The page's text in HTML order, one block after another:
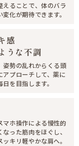
えることで、体のバラ
化が期待できます。
感
うな不調
姿勢の乱れからくる頭
アプローチして、薬に
を目指します。
マホ操作による慢性的
った筋肉をほぐし、
キリ軽やかな肩へ。